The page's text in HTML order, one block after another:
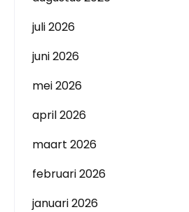
juli 2026
juni 2026
mei 2026
april 2026
maart 2026
februari 2026
januari 2026